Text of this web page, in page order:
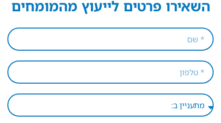
השאירו פרטים לייעוץ מהמומחים